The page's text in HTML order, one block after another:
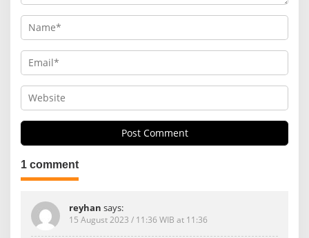
1 comment
reyhan says:
15 August 2023 / 11:36 WIB at 11:36